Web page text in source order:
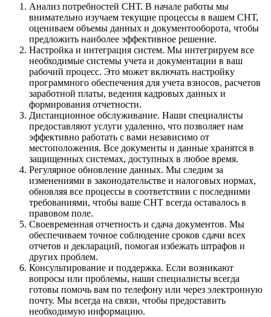
Анализ потребностей СНТ. В начале работы мы
внимательно изучаем текущие процессы в вашем СНТ,
оцениваем объемы данных и документооборота, чтобы
предложить наиболее эффективное решение.
Настройка и интеграция систем. Мы интегрируем все
необходимые системы учета и документации в ваш
рабочий процесс. Это может включать настройку
программного обеспечения для учета взносов, расчетов
заработной платы, ведения кадровых данных и
формирования отчетности.
Дистанционное обслуживание. Наши специалисты
предоставляют услуги удаленно, что позволяет нам
эффективно работать с вами независимо от
местоположения. Все документы и данные хранятся в
защищенных системах, доступных в любое время.
Регулярное обновление данных. Мы следим за
изменениями в законодательстве и налоговых нормах,
обновляя все процессы в соответствии с последними
требованиями, чтобы ваше СНТ всегда оставалось в
правовом поле.
Своевременная отчетность и сдача документов. Мы
обеспечиваем точное соблюдение сроков сдачи всех
отчетов и деклараций, помогая избежать штрафов и
других проблем.
Консультирование и поддержка. Если возникают
вопросы или проблемы, наши специалисты всегда
готовы помочь вам по телефону или через электронную
почту. Мы всегда на связи, чтобы предоставить
необходимую информацию.